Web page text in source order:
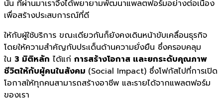
นั้น ที่ผ่านมาเราจึงได้พยายามพัฒนาแพลตฟอร์มอย่างต่อเนื่อง
เพื่อสร้างประสบการณ์ที่ดี
ให้กับผู้ใช้บริการ ขณะเดียวกันก็ยังคงเดินหน้าขับเคลื่อนธุรกิจ
โดยให้ความสำคัญกับประเด็นด้านความยั่งยืน ซึ่งครอบคลุม
ใน 3 มิติหลัก ได้แก่ การสร้างโอกาส และยกระดับคุณภาพ
ชีวิตให้กับผู้คนในสังคม (Social Impact) ซึ่งโฟกัสไปที่การเปิด
โอกาสให้ทุกคนสามารถสร้างอาชีพ และรายได้จากแพลตฟอร์ม
ของเรา